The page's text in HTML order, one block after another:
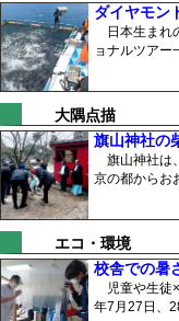
ダイヤモン
日本生まれ
ョナルツア
大隅点描
旗山神社の
旗山神社は
京の都からお
エコ・環境
校舎での暑
児童や生徒
年7月27日、